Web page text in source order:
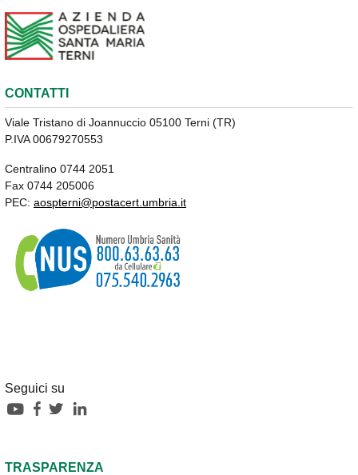
CONTATTI
Viale Tristano di Joannuccio 05100 Terni (TR)
P.IVA 00679270553
Centralino 0744 2051
Fax 0744 205006
PEC: aospterni@postacert.umbria.it
Seguici su
TRASPARENZA